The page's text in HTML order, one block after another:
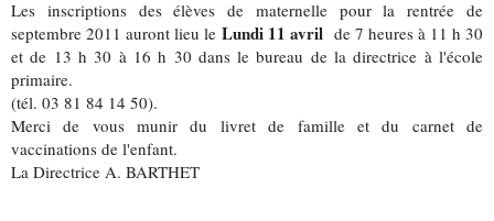
Les inscriptions des élèves de maternelle pour la rentrée de
septembre 2011 auront lieu le Lundi 11 avril de 7 heures à 11 h 30
et de 13 h 30 à 16 h 30 dans le bureau de la directrice à l'école
primaire.
(tél. 03 81 84 14 50).
Merci de vous munir du livret de famille et du carnet de
vaccinations de l'enfant.
La Directrice A. BARTHET